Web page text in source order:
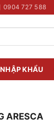
0904 727 588
KHẨU
ARESCA